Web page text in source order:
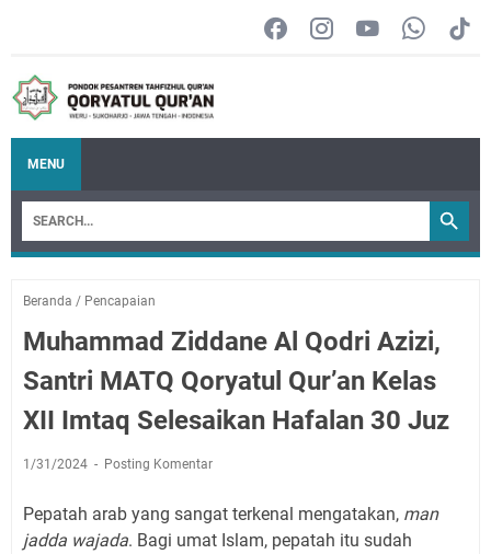
MENU
Beranda / Pencapaian
Muhammad Ziddane Al Qodri Azizi,
Santri MATQ Qoryatul Qur’an Kelas
XII Imtaq Selesaikan Hafalan 30 Juz
1/31/2024 Posting Komentar
Pepatah arab yang sangat terkenal mengatakan, man
jadda wajada. Bagi umat Islam, pepatah itu sudah